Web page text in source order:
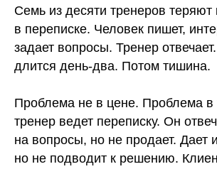
Семь из десяти тренеров теряют
в переписке. Человек пишет,
задает вопросы. Тренер
длится день-два. Потом тишина.
Проблема не в цене. Проблема в
тренер ведет переписку. Он
на вопросы, но не продает.
но не подводит к решению.